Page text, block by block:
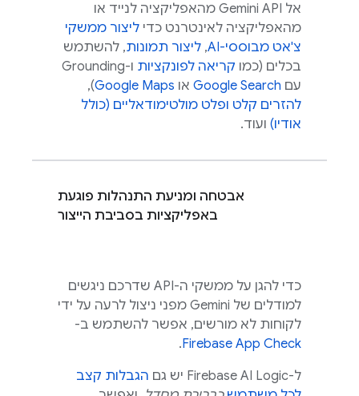
אל Gemini API מהאפליקציה לנייד או
מהאפליקציה לאינטרנט כדי ליצור ממשקי
צ'אט מבוססי-AI
, ליצור תמונות, להשתמש
בכלים (כמו קריאה לפונקציות
ו-Grounding
עם Google Search או Google Maps
),
להזרים קלט ופלט מולטימודאליים (כולל
אודיו) ועוד.
אבטחה ומניעת התנהלות פוגעת
באפליקציות בסביבת הייצור
כדי להגן על ממשקי ה-API שדרכם ניגשים
למודלים של Gemini מפני ניצול לרעה על ידי
לקוחות לא מורשים, אפשר להשתמש ב-
Firebase App Check
.
ל-Firebase AI Logic יש גם הגבלות קצב